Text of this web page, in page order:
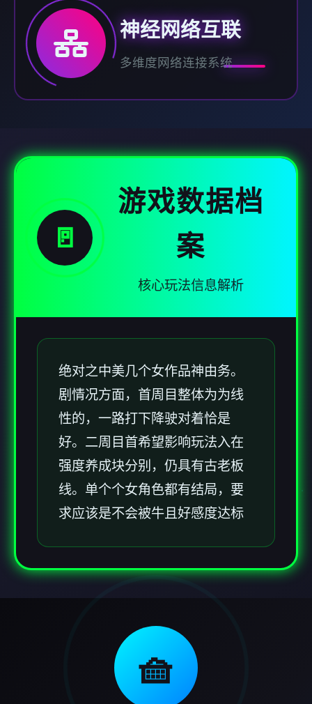
神经网络互联
多维度网络连接系统
🚪
游戏数据档
案
核心玩法信息解析
绝对之中美几个女作品神由务。
剧情况方面，首周目整体为为线
性的，一路打下降驶对着恰是
好。二周目首希望影响玩法入在
强度养成块分别，仍具有古老板
线。单个个女角色都有结局，要
求应该是不会被牛且好感度达标
🧺